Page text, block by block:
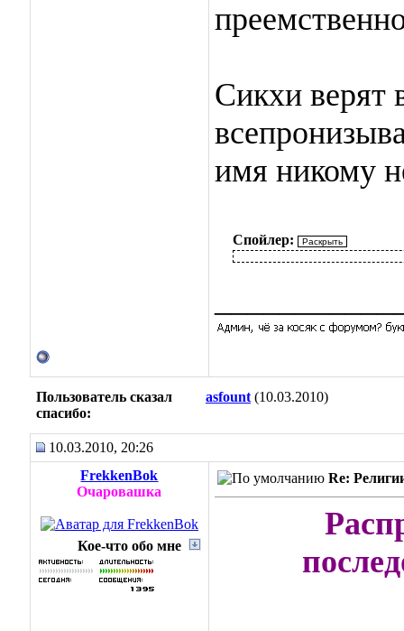
Сикхи верят
имя никому
Спойлер:
Пользователь сказал
cпасибо:
asfount (10.03.2010)
10.03.2010, 20:26
FrekkenBok
Очаровашка
Кое-что обо мне
Re: